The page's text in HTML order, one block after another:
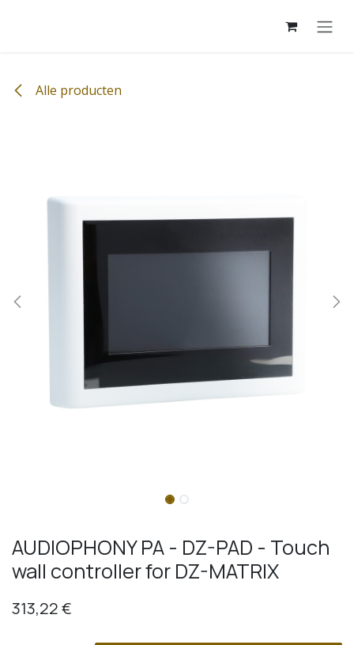
Alle producten
AUDIOPHONY PA - DZ-PAD - Touch
wall controller for DZ-MATRIX
313,22€